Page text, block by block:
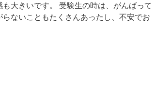
も大きいです。 受験生の時は、がんばって
らないこともたくさんあったし、不安でお